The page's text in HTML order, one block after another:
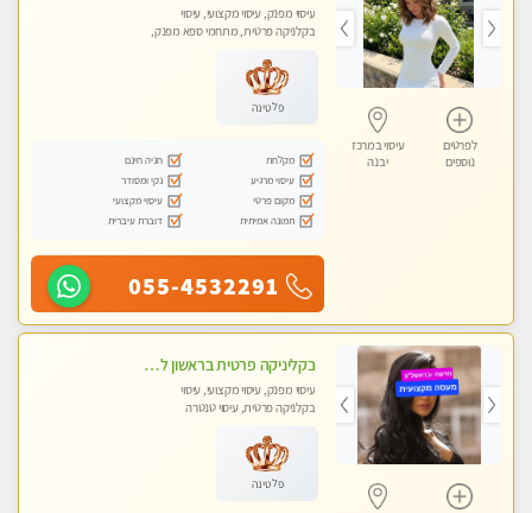
לפרטים
נוספים
עיסוי במרכז
יבנה
עיסוי מפנק, עיסוי מקצועי, עיסוי
בקלניקה פרטית, מתחמי ספא מפנק,
פלטינה
מקלחת
חניה חינם
עיסוי מרגיע
נקי ומסודר
מקום פרטי
עיסוי מקצועי
תמונה אמיתית
דוברת עיברית
055-4532291
בקליניקה פרטית בראשון לציון שירות vip לרציניים בלבד! מומלץ!!-ללא מין !!
עיסוי מפנק, עיסוי מקצועי, עיסוי
בקלניקה פרטית, עיסוי טנטרה
פלטינה